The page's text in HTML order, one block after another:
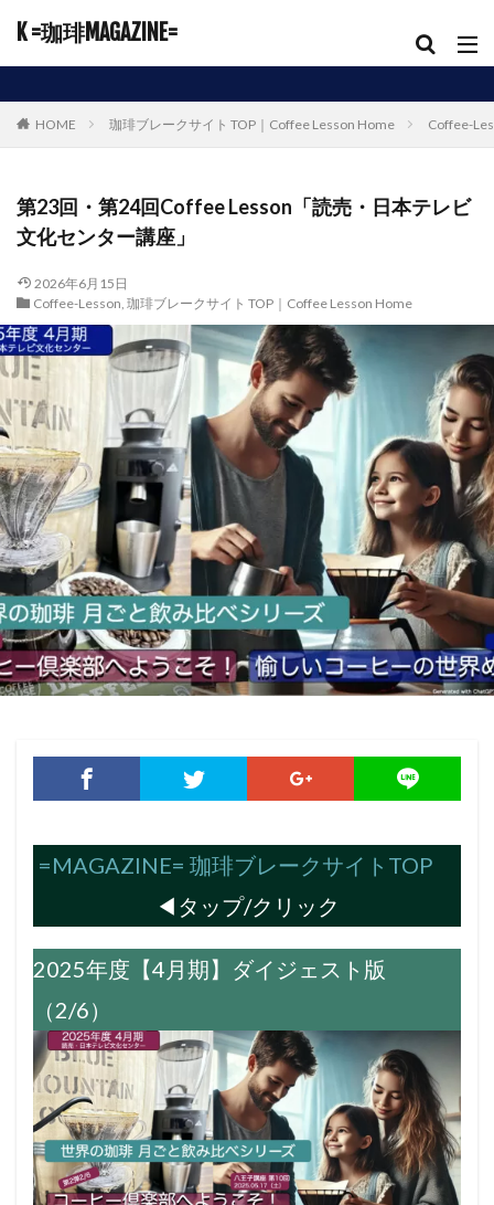
K =珈琲MAGAZINE=
HOME 珈琲ブレークサイト TOP｜Coffee Lesson Home Coffee-
第23回・第24回Coffee Lesson「読売・日本テレビ
文化センター講座」
2026年6月15日
Coffee-Lesson, 珈琲ブレークサイト TOP｜Coffee Lesson Home
=MAGAZINE= 珈琲ブレークサイトTOP
◀︎タップ/クリック
2025年度【4月期】ダイジェスト版
（2/6）